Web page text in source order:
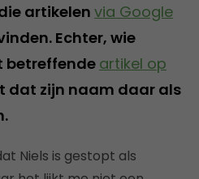
artikelen via Google
Echter, wie
betreffende artikel op
dat zijn naam daar als
Niels is gestopt als